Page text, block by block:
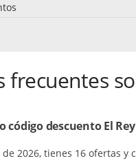
frecuentes
código descuento El
de 2026, tienes 16 ofertas